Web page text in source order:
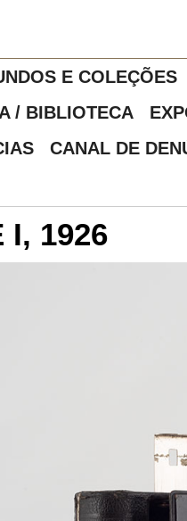
E COLEÇÕES
/ BIBLIOTECA
CANAL DE
I, 1926